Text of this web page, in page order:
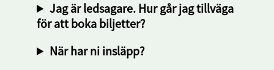
Jag är ledsagare. Hur går jag tillväga
för att boka biljetter?
När har ni insläpp?